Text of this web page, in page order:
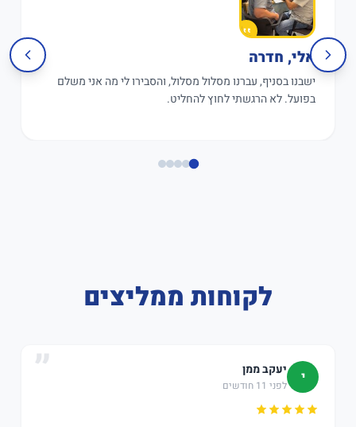
אלי, חדרה
ישבנו בסניף, עברנו מסלול מסלול, והסבירו לי מה אני משלם
בפועל. לא הרגשתי לחוץ להחליט.
לקוחות ממליצים
י יעקב ממן
לפני 11 חודשים